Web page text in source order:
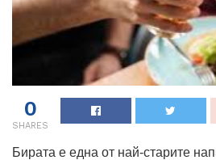
0
SHARES
Бирата е една от най-старите